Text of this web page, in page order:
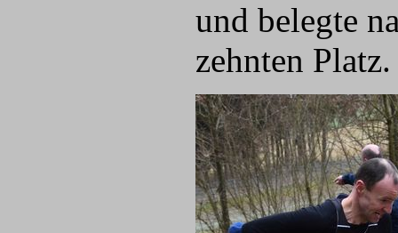
und belegte
zehnten Platz.